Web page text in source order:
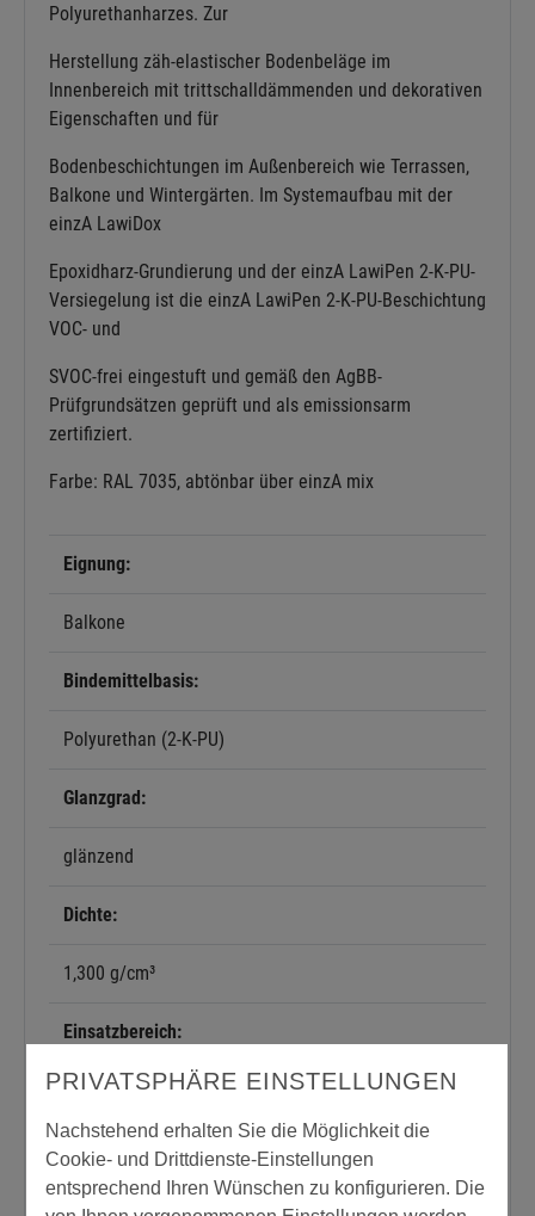
Polyurethanharzes. Zur
Herstellung zäh-elastischer Bodenbeläge im
Innenbereich mit trittschalldämmenden und dekorativen
Eigenschaften und für
Bodenbeschichtungen im Außenbereich wie Terrassen,
Balkone und Wintergärten. Im Systemaufbau mit der
einzA LawiDox
Epoxidharz-Grundierung und der einzA LawiPen 2-K-PU-
Versiegelung ist die einzA LawiPen 2-K-PU-Beschichtung
VOC- und
SVOC-frei eingestuft und gemäß den AgBB-
Prüfgrundsätzen geprüft und als emissionsarm
zertifiziert.
Farbe: RAL 7035, abtönbar über einzA mix
Eignung:
Balkone
Bindemittelbasis:
Polyurethan (2-K-PU)
Glanzgrad:
glänzend
Dichte:
1,300 g/cm³
Einsatzbereich:
innen und außen
Verbrauch:
von 1,20 bis 1,40 kg/m²
PRIVATSPHÄRE EINSTELLUNGEN
Nachstehend erhalten Sie die Möglichkeit die
Cookie- und Drittdienste-Einstellungen
entsprechend Ihren Wünschen zu konfigurieren. Die